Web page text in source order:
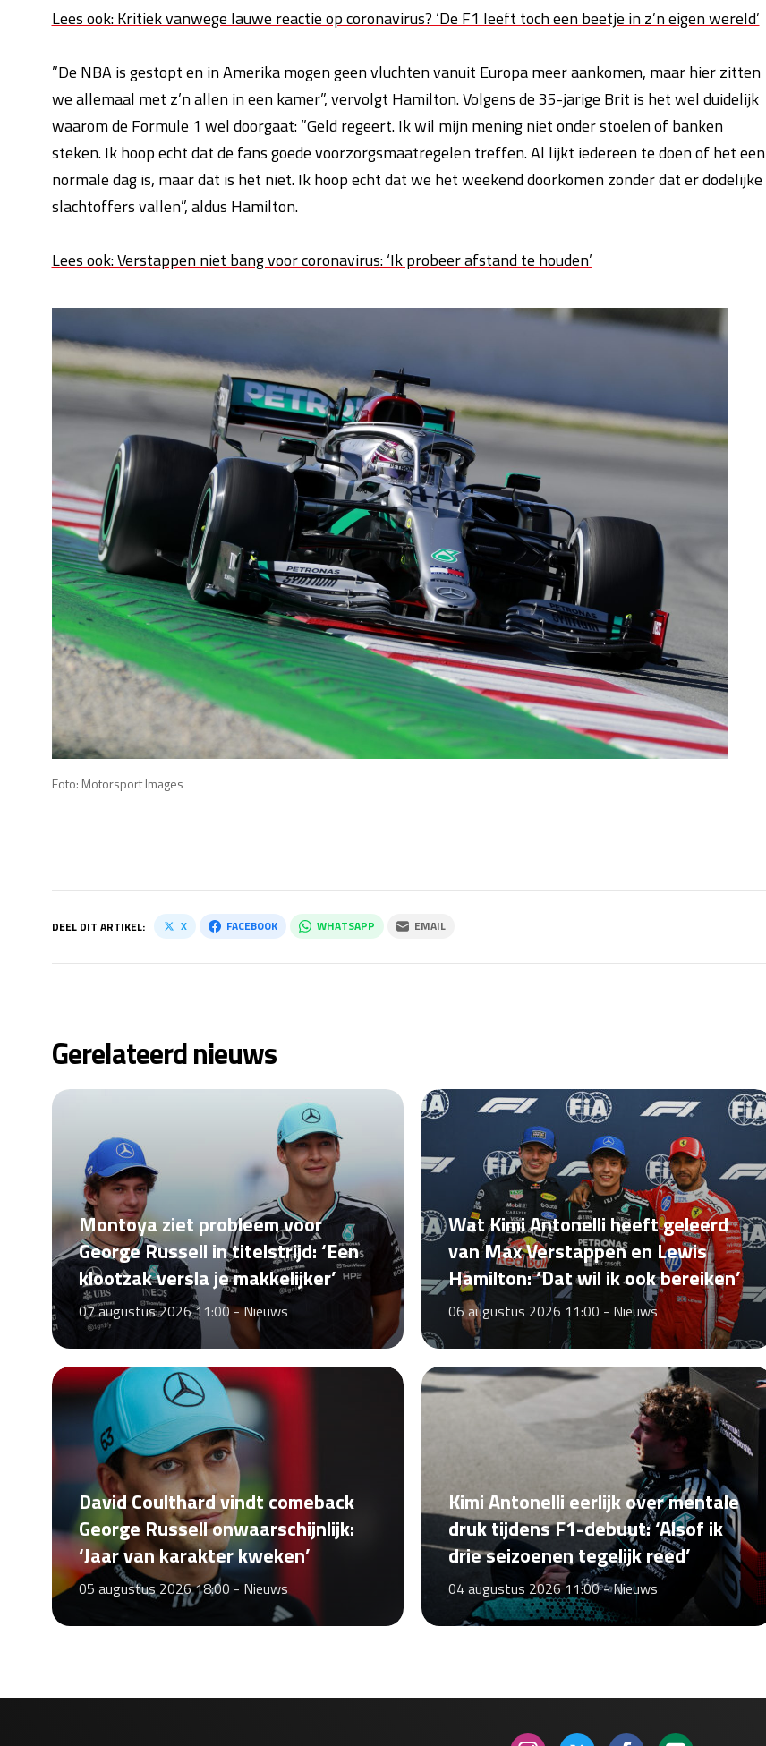
Lees ook: Kritiek vanwege lauwe reactie op coronavirus? ‘De F1 leeft toch een beetje in z’n eigen wereld’
”De NBA is gestopt en in Amerika mogen geen vluchten vanuit Europa meer aankomen, maar hier zitten
we allemaal met z’n allen in een kamer”, vervolgt Hamilton. Volgens de 35-jarige Brit is het wel duidelijk
waarom de Formule 1 wel doorgaat: ”Geld regeert. Ik wil mijn mening niet onder stoelen of banken
steken. Ik hoop echt dat de fans goede voorzorgsmaatregelen treffen. Al lijkt iedereen te doen of het een
normale dag is, maar dat is het niet. Ik hoop echt dat we het weekend doorkomen zonder dat er dodelijke
slachtoffers vallen”, aldus Hamilton.
Lees ook: Verstappen niet bang voor coronavirus: ‘Ik probeer afstand te houden’
Foto: Motorsport Images
DEEL DIT ARTIKEL: X FACEBOOK WHATSAPP EMAIL
Gerelateerd nieuws
Montoya ziet probleem voor
George Russell in titelstrijd: ‘Een
klootzak versla je makkelijker’
07 augustus 2026 11:00 -Nieuws
Wat Kimi Antonelli heeft geleerd
van Max Verstappen en Lewis
Hamilton: ‘Dat wil ik ook bereiken’
06 augustus 2026 11:00 - Nieuws
David Coulthard vindt comeback
George Russell onwaarschijnlijk:
‘Jaar van karakter kweken’
05 augustus 2026 18:00 -Nieuws
Kimi Antonelli eerlijk over mentale
druk tijdens F1-debuut: ‘Alsof ik
drie seizoenen tegelijk reed’
04 augustus 2026 11:00 -Nieuws